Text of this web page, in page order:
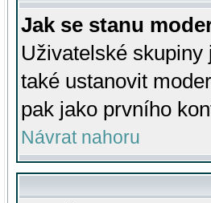
Jak se stanu
Uživatelské
také ustanovit
pak jako prvního
Návrat nahoru